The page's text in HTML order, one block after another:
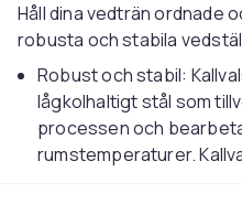
Håll dina vedträn ordnade
robusta och stabila
Robust och stabil:
lågkolhaltigt stål som
processen och
rumstemperaturer.